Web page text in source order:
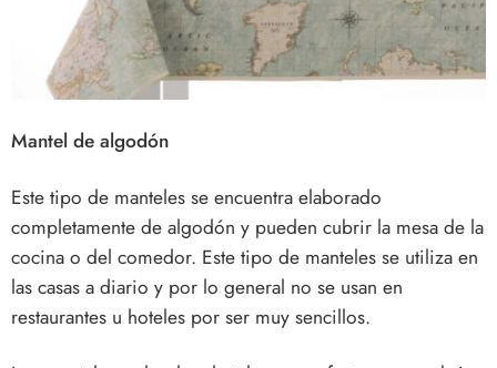
Mantel de algodón
Este tipo de manteles se encuentra elaborado
completamente de algodón y pueden cubrir la mesa de la
cocina o del comedor. Este tipo de manteles se utiliza en
las casas a diario y por lo general no se usan en
restaurantes u hoteles por ser muy sencillos.